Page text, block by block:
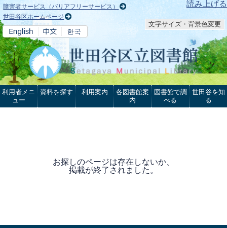
本文へ 読み上げる
障害者サービス（バリアフリーサービス）
世田谷区ホームページ
文字サイズ・背景色変更
利用者メニ
ュー
資料を探す 利用案内
各図書館案
内
図書館で調
べる
世田谷を知
る
お探しのページは存在しないか、
掲載が終了されました。